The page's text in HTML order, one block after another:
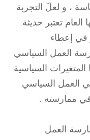
، و لعلّ التجربة
العام تعتبر حديثة
في إعطاء
العمل السياسي
السياسية
العمل السياسي
في ممارسته .
العمل